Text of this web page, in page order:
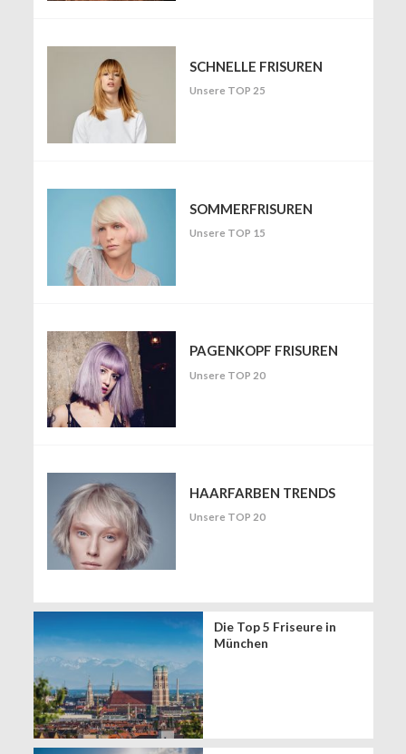
SCHNELLE FRISUREN
Unsere TOP 25
SOMMERFRISUREN
Unsere TOP 15
PAGENKOPF FRISUREN
Unsere TOP 20
HAARFARBEN TRENDS
Unsere TOP 20
Die Top 5 Friseure in
München